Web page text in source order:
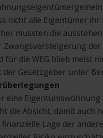
nicht alle Eigentümer
mussten die
Zwangsversteigerung
für die WEG blieb meist
der Gesetzgeber unter
eine
die Absicht, damit auch
finanzielle Lage der